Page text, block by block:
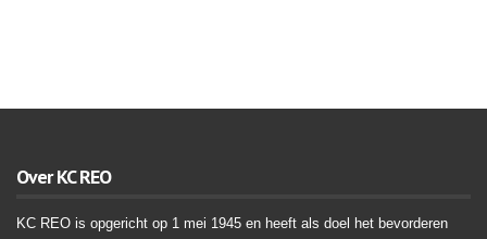
Over KC REO
KC REO is opgericht op 1 mei 1945 en heeft als doel het bevorderen